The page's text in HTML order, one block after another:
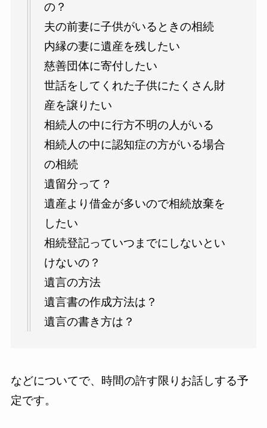
の？
夫の前妻に子供がいるときの相続
内縁の妻に遺産を残したい
慈善団体に寄付したい
世話をしてくれた子供にたくさん財
産を譲りたい
相続人の中に行方不明の人がいる
相続人の中に認知症の方がいる場合
の相続
遺留分って？
遺産より借金が多いので相続放棄を
したい
相続登記っていつまでにしないとい
けないの？
遺言の方法
遺言書の作成方法は？
遺言の書き方は？
などについてで、時間の許す限りお話しする予
定です。